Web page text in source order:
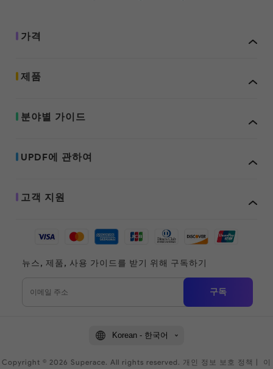
가격
제품
분야별 가이드
UPDF에 관하여
고객 지원
뉴스, 제품, 사용 가이드를 받기 위해 구독하기
구독
Korean - 한국어
Copyright © 2026 Superace. All rights reserved. 개인 정보 보호 정책 | 이